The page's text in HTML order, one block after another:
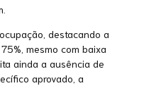
destacando a
mesmo com baixa
ainda a ausência de
aprovado, a